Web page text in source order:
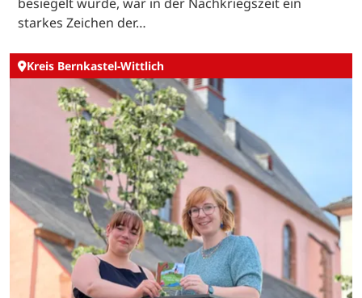
starkes Zeichen der…
Kreis Bernkastel-Wittlich